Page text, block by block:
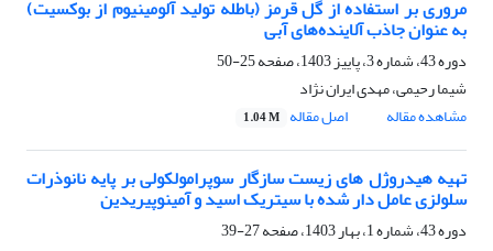
مروری بر استفاده از گل قرمز (باطله تولید آلومینیوم از بوکسیت)
به عنوان جاذب آلاینده‌های آبی
دوره 43، شماره 3، پاییز 1403، صفحه
25-50
شیما رحیمی، مهدی ایران نژاد
مشاهده مقاله
اصل مقاله 1.04 M
تهیه هیدروژل های زیست سازگار سوپرامولکولی بر پایه نانوذرات
سلولزی عامل دار شده با سیتریک اسید و آمینوپیریدین
دوره 43، شماره 1، بهار 1403، صفحه
27-39